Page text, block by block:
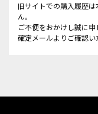
旧サイトでの購入履歴
ん。
ご不便をおかけし誠に
確定メールよりご確認い